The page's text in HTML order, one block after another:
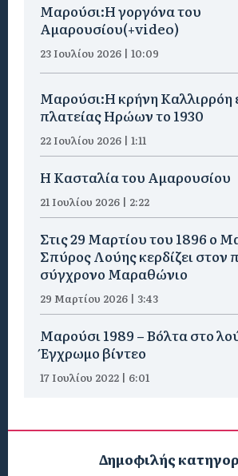
Μαρούσι:H γοργόνα του
Αμαρουσίου(+video)
23 Ιουλίου 2026 | 10:09
Μαρούσι:Η κρήνη Καλλιρρόη
πλατείας Ηρώων το 1930
22 Ιουλίου 2026 | 1:11
Η Κασταλία του Αμαρουσίου
21 Ιουλίου 2026 | 2:22
Στις 29 Μαρτίου του 1896 ο
Σπύρος Λούης κερδίζει στον
σύγχρονο Μαραθώνιο
29 Μαρτίου 2026 | 3:43
Μαρούσι 1989 – Βόλτα στο
Έγχρωμο βίντεο
17 Ιουλίου 2022 | 6:01
Δημοφιλής